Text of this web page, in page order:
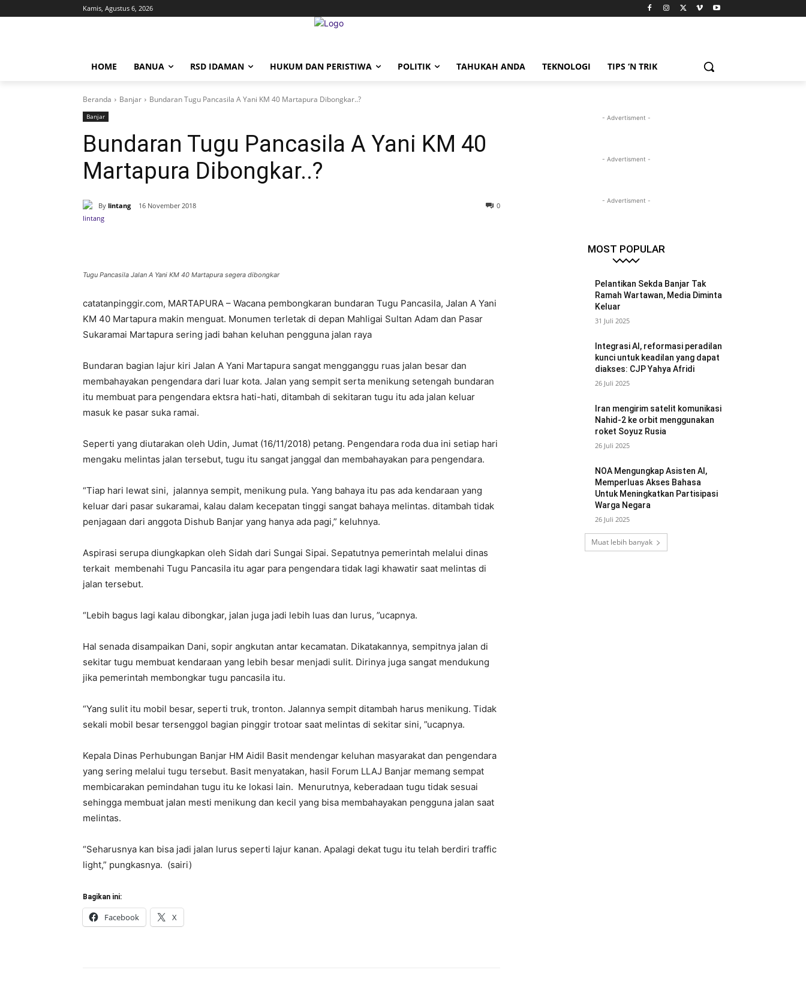
Kamis, Agustus 6, 2026
HOME BANUA RSD IDAMAN HUKUM DAN PERISTIWA POLITIK TAHUKAH ANDA TEKNOLOGI TIPS ‘N TRIK
Beranda Banjar Bundaran Tugu Pancasila A Yani KM 40 Martapura Dibongkar..?
Banjar
Bundaran Tugu Pancasila A Yani KM 40
Martapura Dibongkar..?
By lintang 16 November 2018 0
Tugu Pancasila Jalan A Yani KM 40 Martapura segera dibongkar
catatanpinggir.com, MARTAPURA – Wacana pembongkaran bundaran Tugu Pancasila, Jalan A Yani
KM 40 Martapura makin menguat. Monumen terletak di depan Mahligai Sultan Adam dan Pasar
Sukaramai Martapura sering jadi bahan keluhan pengguna jalan raya
Bundaran bagian lajur kiri Jalan A Yani Martapura sangat mengganggu ruas jalan besar dan
membahayakan pengendara dari luar kota. Jalan yang sempit serta menikung setengah bundaran
itu membuat para pengendara ektsra hati-hati, ditambah di sekitaran tugu itu ada jalan keluar
masuk ke pasar suka ramai.
Seperti yang diutarakan oleh Udin, Jumat (16/11/2018) petang. Pengendara roda dua ini setiap hari
mengaku melintas jalan tersebut, tugu itu sangat janggal dan membahayakan para pengendara.
“Tiap hari lewat sini, jalannya sempit, menikung pula. Yang bahaya itu pas ada kendaraan yang
keluar dari pasar sukaramai, kalau dalam kecepatan tinggi sangat bahaya melintas. ditambah tidak
penjagaan dari anggota Dishub Banjar yang hanya ada pagi,” keluhnya.
Aspirasi serupa diungkapkan oleh Sidah dari Sungai Sipai. Sepatutnya pemerintah melalui dinas
terkait membenahi Tugu Pancasila itu agar para pengendara tidak lagi khawatir saat melintas di
jalan tersebut.
“Lebih bagus lagi kalau dibongkar, jalan juga jadi lebih luas dan lurus, ”ucapnya.
Hal senada disampaikan Dani, sopir angkutan antar kecamatan. Dikatakannya, sempitnya jalan di
sekitar tugu membuat kendaraan yang lebih besar menjadi sulit. Dirinya juga sangat mendukung
jika pemerintah membongkar tugu pancasila itu.
“Yang sulit itu mobil besar, seperti truk, tronton. Jalannya sempit ditambah harus menikung. Tidak
sekali mobil besar tersenggol bagian pinggir trotoar saat melintas di sekitar sini, ”ucapnya.
Kepala Dinas Perhubungan Banjar HM Aidil Basit mendengar keluhan masyarakat dan pengendara
yang sering melalui tugu tersebut. Basit menyatakan, hasil Forum LLAJ Banjar memang sempat
membicarakan pemindahan tugu itu ke lokasi lain. Menurutnya, keberadaan tugu tidak sesuai
sehingga membuat jalan mesti menikung dan kecil yang bisa membahayakan pengguna jalan saat
melintas.
“Seharusnya kan bisa jadi jalan lurus seperti lajur kanan. Apalagi dekat tugu itu telah berdiri traffic
light,” pungkasnya. (sairi)
Bagikan ini:
Facebook X
- Advertisment -
- Advertisment -
- Advertisment -
MOST POPULAR
Pelantikan Sekda Banjar Tak
Ramah Wartawan, Media Diminta
Keluar
31 Juli 2025
Integrasi AI, reformasi peradilan
kunci untuk keadilan yang dapat
diakses: CJP Yahya Afridi
26 Juli 2025
Iran mengirim satelit komunikasi
Nahid-2 ke orbit menggunakan
roket Soyuz Rusia
26 Juli 2025
NOA Mengungkap Asisten AI,
Memperluas Akses Bahasa
Untuk Meningkatkan Partisipasi
Warga Negara
26 Juli 2025
Muat lebih banyak